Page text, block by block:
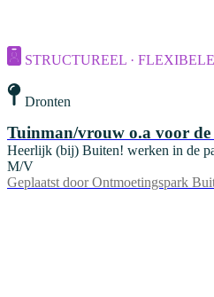
STRUCTUREEL ·
Dronten
Tuinman/vrouw o.a voor de
Heerlijk (bij) Buiten! werken in de
M/V
Geplaatst door Ontmoetingspark